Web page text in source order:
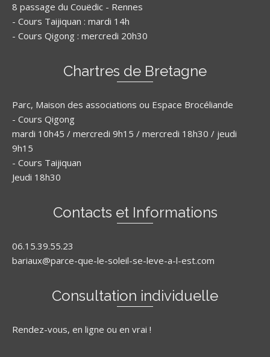
8 passage du Couëdic - Rennes
- Cours Taijiquan : mardi 14h
- Cours Qigong : mercredi 20h30
Chartres de Bretagne
Parc, Maison des associations ou Espace Brocéliande
- Cours Qigong
mardi 10h45 / mercredi 9h15 / mercredi 18h30 / jeudi
9h15
- Cours Taijiquan
Jeudi 18h30
Contacts et Informations
06.15.39.55.23
bariaux@parce-que-le-soleil-se-leve-a-l-est.com
Consultation individuelle
Rendez-vous, en ligne ou en vrai !